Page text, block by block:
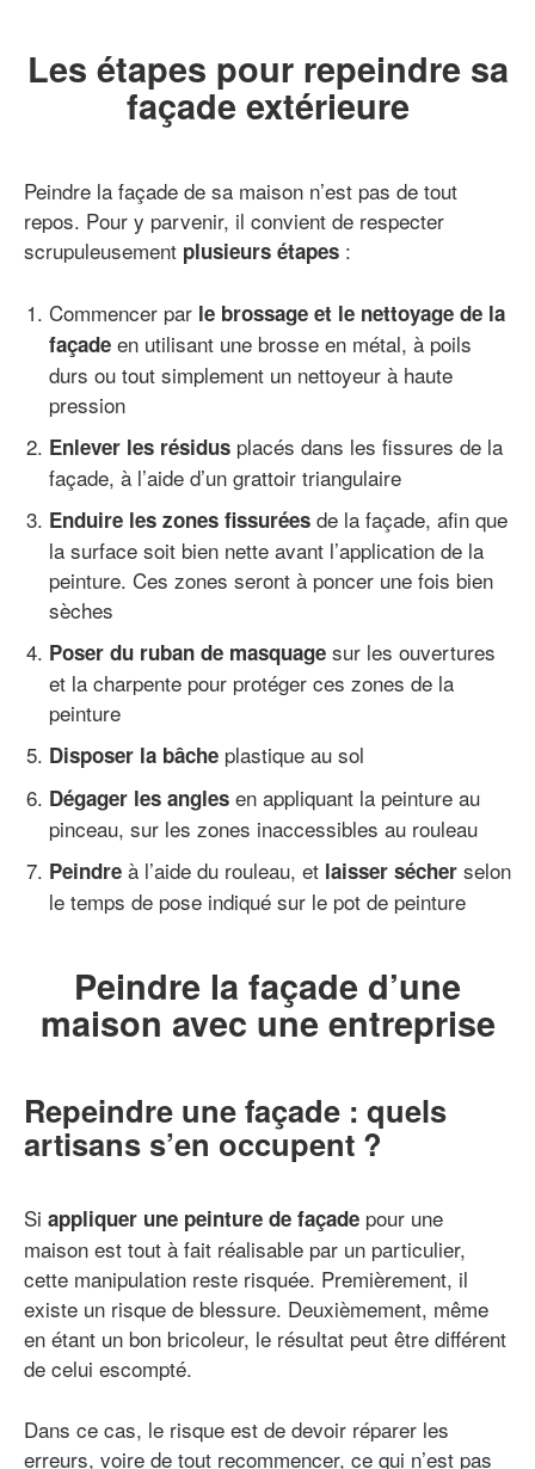
Les étapes pour repeindre sa
façade extérieure
Peindre la façade de sa maison n’est pas de tout
repos. Pour y parvenir, il convient de respecter
scrupuleusement plusieurs étapes :
Commencer par le brossage et le nettoyage de la
façade en utilisant une brosse en métal, à poils
durs ou tout simplement un nettoyeur à haute
pression
Enlever les résidus placés dans les fissures de la
façade, à l’aide d’un grattoir triangulaire
Enduire les zones fissurées de la façade, afin que
la surface soit bien nette avant l’application de la
peinture. Ces zones seront à poncer une fois bien
sèches
Poser du ruban de masquage sur les ouvertures
et la charpente pour protéger ces zones de la
peinture
Disposer la bâche plastique au sol
Dégager les angles en appliquant la peinture au
pinceau, sur les zones inaccessibles au rouleau
Peindre à l’aide du rouleau, et laisser sécher selon
le temps de pose indiqué sur le pot de peinture
Peindre la façade d’une
maison avec une entreprise
Repeindre une façade : quels
artisans s’en occupent ?
Si appliquer une peinture de façade pour une
maison est tout à fait réalisable par un particulier,
cette manipulation reste risquée. Premièrement, il
existe un risque de blessure. Deuxièmement, même
en étant un bon bricoleur, le résultat peut être différent
de celui escompté.
Dans ce cas, le risque est de devoir réparer les
erreurs, voire de tout recommencer, ce qui n’est pas